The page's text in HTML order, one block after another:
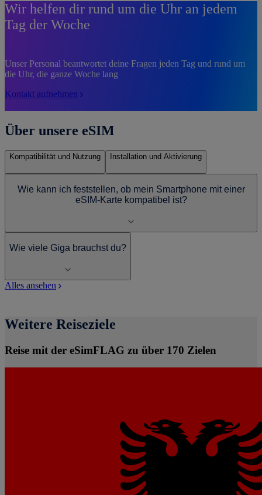
Wir helfen dir rund um die Uhr an jedem
Tag der Woche
Unser Personal beantwortet deine Fragen jeden Tag und rund um
die Uhr, die ganze Woche lang
Kontakt aufnehmen
Über unsere eSIM
Kompatibilität und Nutzung Installation und Aktivierung
Wie kann ich feststellen, ob mein Smartphone mit einer
eSIM-Karte kompatibel ist?
Wie viele Giga brauchst du?
Alles ansehen
Weitere Reiseziele
Reise mit der eSimFLAG zu über 170 Zielen